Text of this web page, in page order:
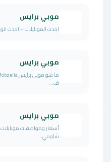
موبي برايس
احدث الموبايلات – احدث انواع
موبي برايس
ف...
موبي برايس
شاومي ...